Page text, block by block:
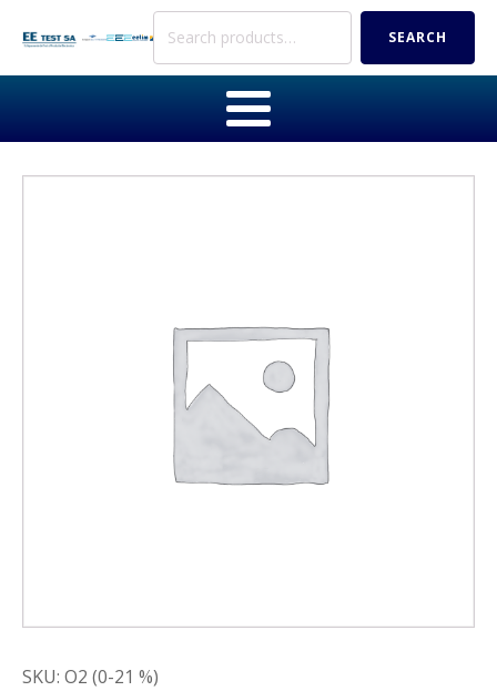
Search
SEARCH
SKU: O2 (0-21 %)